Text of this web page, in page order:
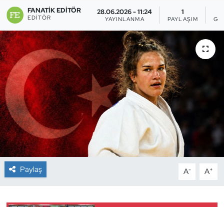
FANATIK EDITÖR
EDITÖR
28.06.2026 - 11:24
YAYINLANMA
1
PAYLAŞIM
Paylaş A- A+
Buz Hokeyi
Buz Pateni
Çim Hokeyi
Cimnastik
Curling
Dağcılık
Dans Sporları